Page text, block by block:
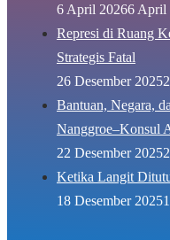
6 April 20266 April
Represi di Ruang
Strategis Fatal
26 Desember 2025
Bantuan, Negara,
Nanggroe–Konsul
22 Desember 2025
Ketika Langit
18 Desember 2025